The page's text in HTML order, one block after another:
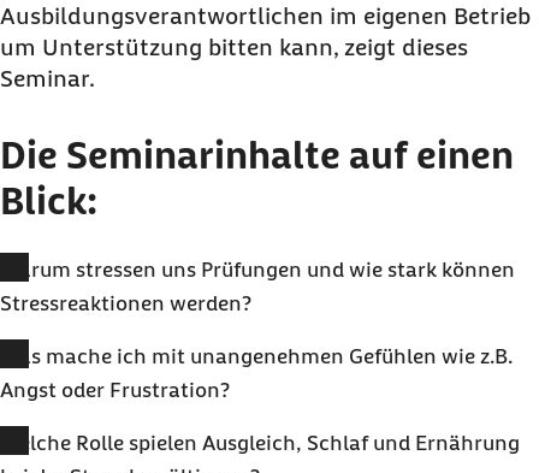
Ausbildungsverantwortlichen im eigenen Betrieb
um Unterstützung bitten kann, zeigt dieses
Seminar.
Die Seminarinhalte auf einen
Blick:
Warum stressen uns Prüfungen und wie stark können
Stressreaktionen werden?
Was mache ich mit unangenehmen Gefühlen wie z.B.
Angst oder Frustration?
Welche Rolle spielen Ausgleich, Schlaf und Ernährung